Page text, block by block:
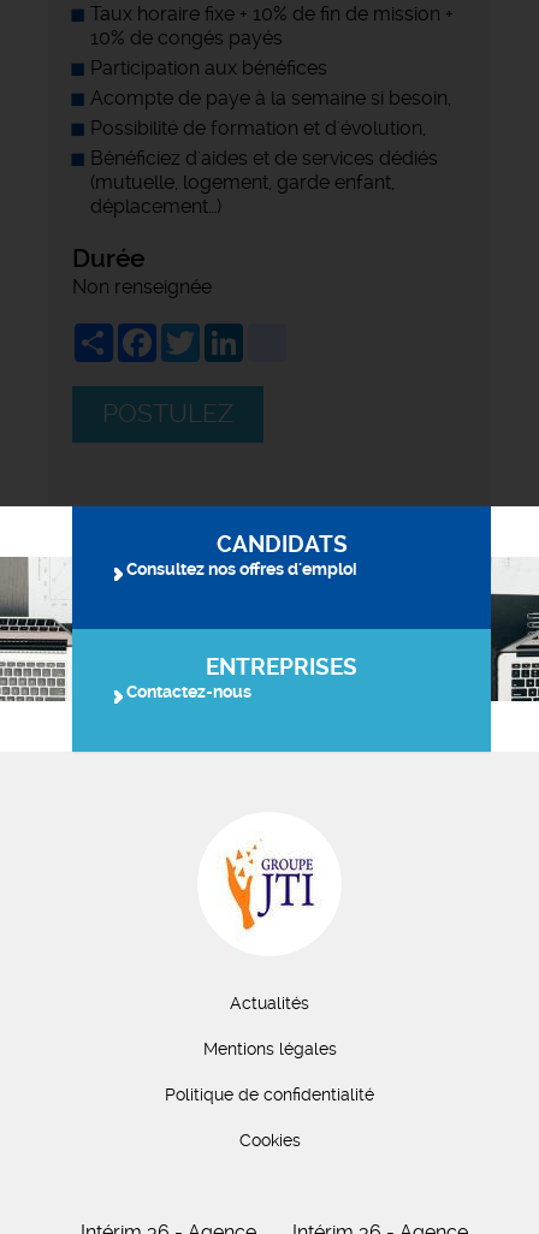
Taux horaire fixe + 10% de fin de mission +
10% de congés payés
Participation aux bénéfices
Acompte de paye à la semaine si besoin,
Possibilité de formation et d'évolution,
Bénéficiez d'aides et de services dédiés
(mutuelle, logement, garde enfant,
déplacement…)
Durée
Non renseignée
ShareFacebook
Twitter
POSTULEZ
CANDIDATS
Consultez nos offres d'emploi
ENTREPRISES
Contactez-nous
Actualités
Mentions légales
Politique de confidentialité
Cookies